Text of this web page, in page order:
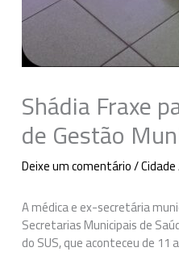
Shádia Fraxe
de Gestão
Deixe um comentário/Cidade
A médica e ex-secretária
Secretarias Municipais de
do SUS, que aconteceu de 11